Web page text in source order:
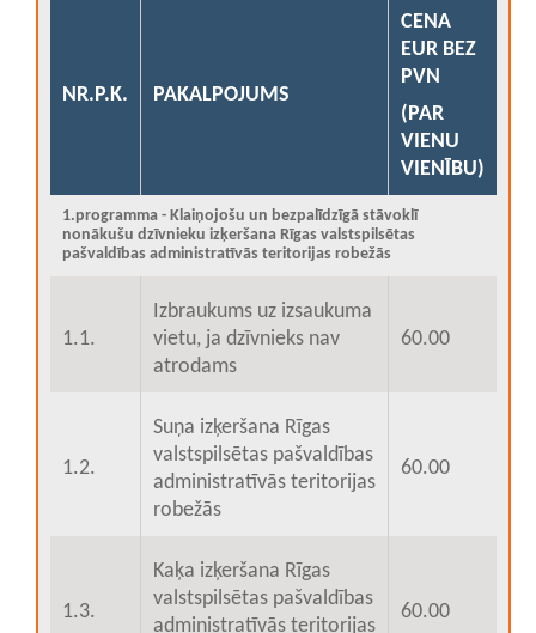
NR.P.K. PAKALPOJUMS
CENA
EUR BEZ
PVN
(PAR
VIENU
VIENĪBU)
1.programma - Klaiņojošu un bezpalīdzīgā stāvoklī
nonākušu dzīvnieku izķeršana Rīgas valstspilsētas
pašvaldības administratīvās teritorijas robežās
1.1.
Izbraukums uz izsaukuma
vietu, ja dzīvnieks nav
atrodams
60.00
1.2.
Suņa izķeršana Rīgas
valstspilsētas pašvaldības
administratīvās teritorijas
robežās
60.00
1.3.
Kaķa izķeršana Rīgas
valstspilsētas pašvaldības
administratīvās teritorijas
60.00